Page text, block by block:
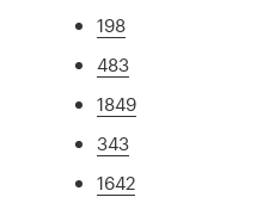
198
483
1849
343
1642